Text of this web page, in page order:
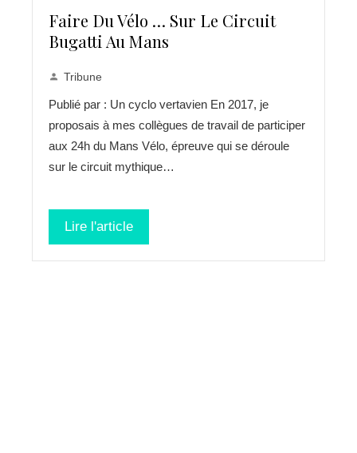
Faire Du Vélo … Sur Le Circuit
Bugatti Au Mans
Tribune
Publié par : Un cyclo vertavien En 2017, je
proposais à mes collègues de travail de participer
aux 24h du Mans Vélo, épreuve qui se déroule
sur le circuit mythique…
Lire l'article